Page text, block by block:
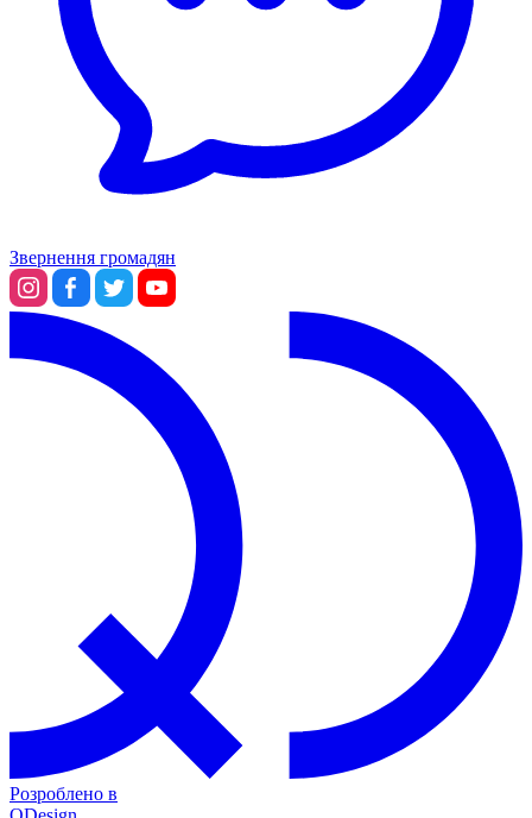
Звернення громадян
Розроблено в